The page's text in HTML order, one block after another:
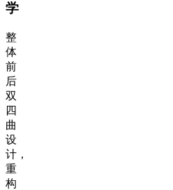
学
整
体
前
后
双
四
曲
设
计，
重
构